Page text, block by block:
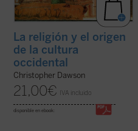
La religión y el origen
de la cultura
occidental
Christopher Dawson
21,00€ IVA incluido
disponible en ebook: